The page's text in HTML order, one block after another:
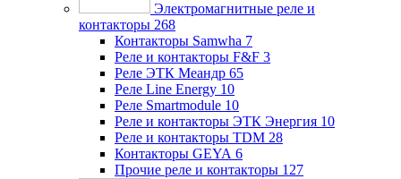
Электромагнитные реле и
контакторы 268
Контакторы Samwha 7
Реле и контакторы F&F 3
Реле ЭТК Меандр 65
Реле Line Energy 10
Реле Smartmodule 10
Реле и контакторы ЭТК Энергия 10
Реле и контакторы TDM 28
Контакторы GEYA 6
Прочие реле и контакторы 127